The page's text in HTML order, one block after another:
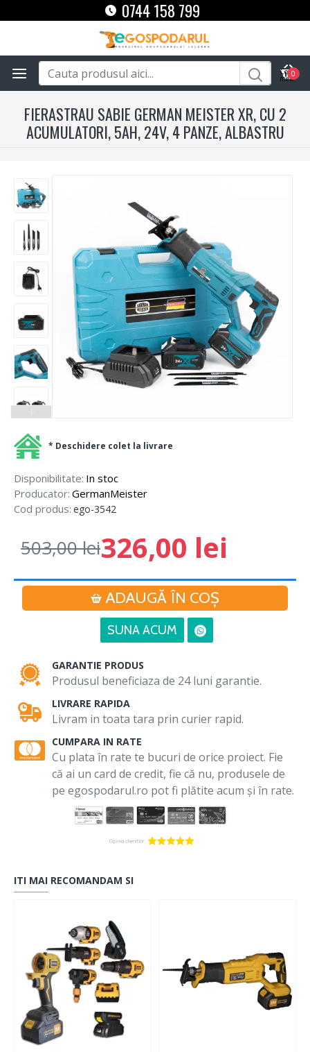
0744 158 799
0
FIERASTRAU SABIE GERMAN MEISTER XR, CU 2
ACUMULATORI, 5AH, 24V, 4 PANZE, ALBASTRU
Disponibilitate: In stoc
Producator: GermanMeister
Cod produs: ego-3542
326,00 lei
503,00 lei
ADAUGĂ ÎN COŞ
SUNA ACUM
* Deschidere colet la livrare
GARANTIE PRODUS
Produsul beneficiaza de 24 luni garantie.
LIVRARE RAPIDA
Livram in toata tara prin curier rapid.
CUMPARA IN RATE
Cu plata în rate te bucuri de orice proiect. Fie
că ai un card de credit, fie că nu, produsele de
pe egospodarul.ro pot fi plătite acum și în rate.
ITI MAI RECOMANDAM SI